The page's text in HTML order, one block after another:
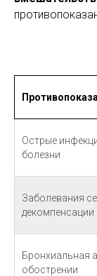
Острые
болезни
Заболевания
декомпенсации
Бронхиальная
обострении